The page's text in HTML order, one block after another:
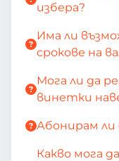
избера?
Има ли
срокове на
Мога ли да
винетки
Абонирам ли
Какво мога